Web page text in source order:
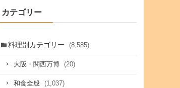
カテゴリー
料理別カテゴリー (8,585)
大阪・関西万博 (20)
和食全般 (1,037)